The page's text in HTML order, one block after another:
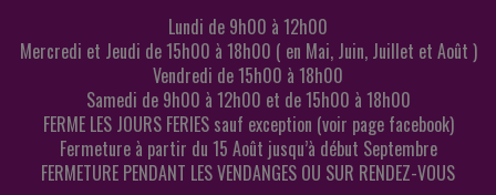
Lundi de 9h00 à 12h00
Mercredi et Jeudi de 15h00 à 18h00 ( en Mai, Juin, Juillet et Août )
Vendredi de 15h00 à 18h00
Samedi de 9h00 à 12h00 et de 15h00 à 18h00
FERME LES JOURS FERIES sauf exception (voir page facebook)
Fermeture à partir du 15 Août jusqu’à début Septembre
FERMETURE PENDANT LES VENDANGES OU SUR RENDEZ-VOUS